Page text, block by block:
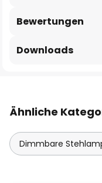
Bewertungen
Downloads
Ähnliche
Dimmbare